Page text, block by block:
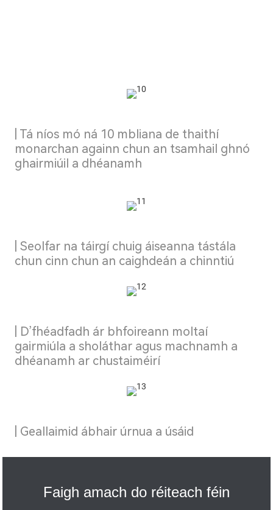
| Tá níos mó ná 10 mbliana de thaithí
monarchan againn chun an tsamhail ghnó
ghairmiúil a dhéanamh
| Seolfar na táirgí chuig áiseanna tástála
chun cinn chun an caighdeán a chinntiú
| D’fhéadfadh ár bhfoireann moltaí
gairmiúla a sholáthar agus machnamh a
dhéanamh ar chustaiméirí
| Geallaimid ábhair úrnua a úsáid
Faigh amach do réiteach féin